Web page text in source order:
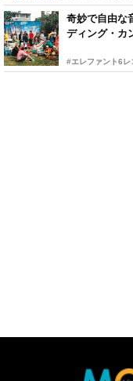
奇妙で自由な
ディング・カ
#エレファント6レ